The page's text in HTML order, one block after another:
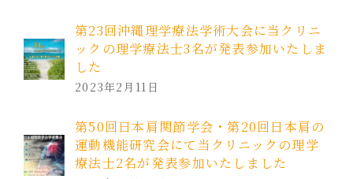
第23回沖縄理学療法学術大会に当クリニ
ックの理学療法士3名が発表参加いたしま
した
2023年2月11日
第50回日本肩関節学会・第20回日本肩の
運動機能研究会にて当クリニックの理学
療法士2名が発表参加いたしました